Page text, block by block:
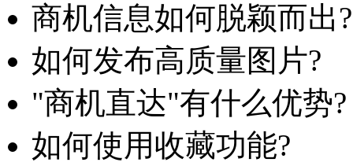
商机信息如何脱颖而出?
如何发布高质量图片?
"商机直达"有什么优势?
如何使用收藏功能?